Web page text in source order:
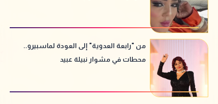
من "رابعة العدوية" إلى العودة لماسبيرو..
محطات في مشوار نبيلة عبيد